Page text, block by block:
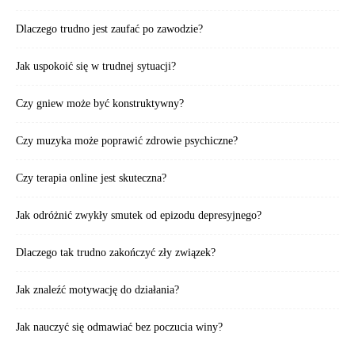
Dlaczego trudno jest zaufać po zawodzie?
Jak uspokoić się w trudnej sytuacji?
Czy gniew może być konstruktywny?
Czy muzyka może poprawić zdrowie psychiczne?
Czy terapia online jest skuteczna?
Jak odróżnić zwykły smutek od epizodu depresyjnego?
Dlaczego tak trudno zakończyć zły związek?
Jak znaleźć motywację do działania?
Jak nauczyć się odmawiać bez poczucia winy?